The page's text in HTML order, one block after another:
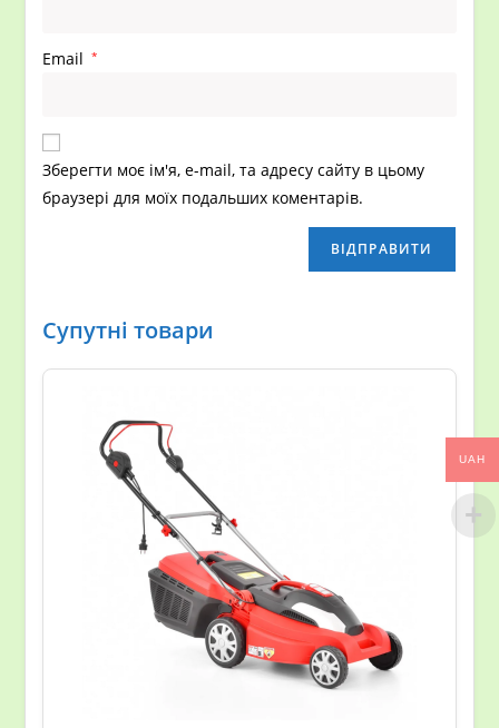
Email *
Зберегти моє ім'я, e-mail, та адресу сайту в цьому
браузері для моїх подальших коментарів.
Супутні товари
UAH